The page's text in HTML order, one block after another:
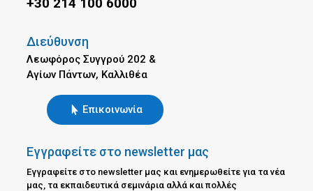
Διεύθυνση
Λεωφόρος Συγγρού 202 &
Αγίων Πάντων, Καλλιθέα
Επικοινωνία
Εγγραφείτε στο newsletter μας
Εγγραφείτε στο newsletter μας και ενημερωθείτε για τα νέα
μας, τα εκπαιδευτικά σεμινάρια αλλά και πολλές